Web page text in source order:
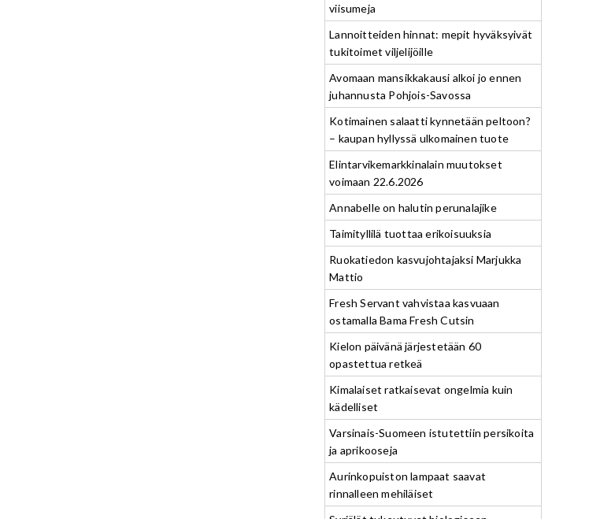
viisumeja
Lannoitteiden hinnat: mepit hyväksyivät
tukitoimet viljelijöille
Avomaan mansikkakausi alkoi jo ennen
juhannusta Pohjois-Savossa
Kotimainen salaatti kynnetään peltoon?
– kaupan hyllyssä ulkomainen tuote
Elintarvikemarkkinalain muutokset
voimaan 22.6.2026
Annabelle on halutin perunalajike
Taimityllilä tuottaa erikoisuuksia
Ruokatiedon kasvujohtajaksi Marjukka
Mattio
Fresh Servant vahvistaa kasvuaan
ostamalla Bama Fresh Cutsin
Kielon päivänä järjestetään 60
opastettua retkeä
Kimalaiset ratkaisevat ongelmia kuin
kädelliset
Varsinais-Suomeen istutettiin persikoita
ja aprikooseja
Aurinkopuiston lampaat saavat
rinnalleen mehiläiset